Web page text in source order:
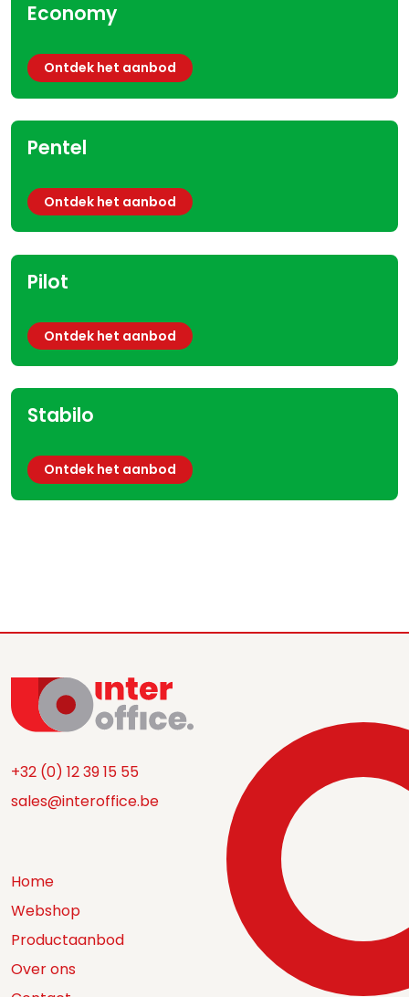
Economy
Ontdek het aanbod
Pentel
Ontdek het aanbod
Pilot
Ontdek het aanbod
Stabilo
Ontdek het aanbod
+32 (0) 12 39 15 55
sales@interoffice.be
Home
Webshop
Productaanbod
Over ons